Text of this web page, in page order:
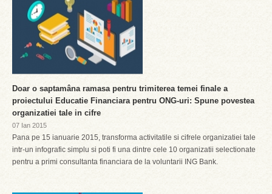
Doar o saptamâna ramasa pentru trimiterea temei finale a
proiectului Educatie Financiara pentru ONG-uri: Spune povestea
organizatiei tale in cifre
07 Ian 2015
Pana pe 15 ianuarie 2015, transforma activitatile si cifrele organizatiei tale
intr-un infografic simplu si poti fi una dintre cele 10 organizatii selectionate
pentru a primi consultanta financiara de la voluntarii ING Bank.